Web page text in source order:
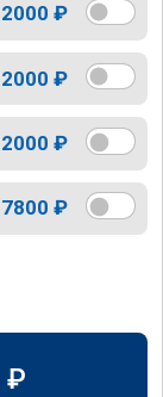
2000 ₽
2000 ₽
2000 ₽
7800 ₽
₽